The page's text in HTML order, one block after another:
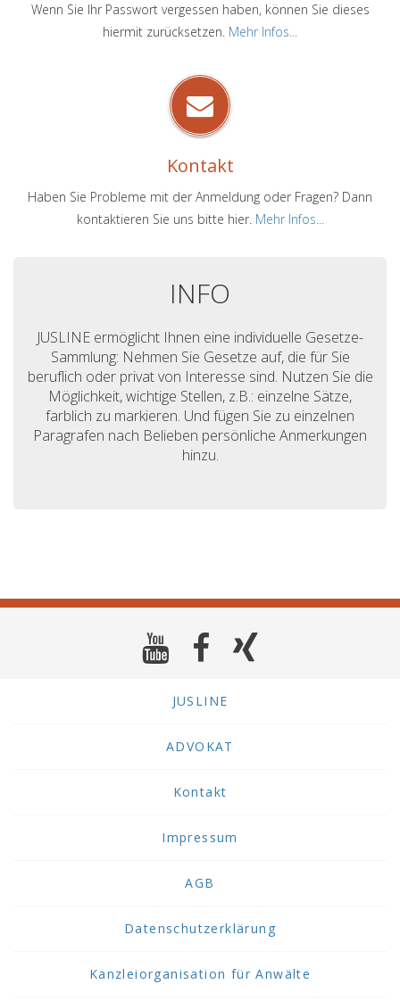
Wenn Sie Ihr Passwort vergessen haben, können Sie dieses
hiermit zurücksetzen. Mehr Infos...
Kontakt
Haben Sie Probleme mit der Anmeldung oder Fragen? Dann
kontaktieren Sie uns bitte hier. Mehr Infos...
INFO
JUSLINE ermöglicht Ihnen eine individuelle Gesetze-
Sammlung: Nehmen Sie Gesetze auf, die für Sie
beruflich oder privat von Interesse sind. Nutzen Sie die
Möglichkeit, wichtige Stellen, z.B.: einzelne Sätze,
farblich zu markieren. Und fügen Sie zu einzelnen
Paragrafen nach Belieben persönliche Anmerkungen
hinzu.
JUSLINE
ADVOKAT
Kontakt
Impressum
AGB
Datenschutzerklärung
Kanzleiorganisation für Anwälte